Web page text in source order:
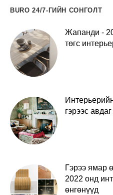
BURO 24/7-ГИЙН СОНГОЛТ
Жапанди -
төгс
гэрээс
Гэрээ ямар
2022 онд
өнгөнүүд